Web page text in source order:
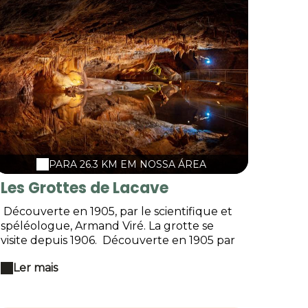
PARA 26.3 KM EM NOSSA ÁREA
Les Grottes de Lacave
Découverte en 1905, par le scientifique et
spéléologue, Armand Viré. La grotte se
visite depuis 1906. Découverte en 1905 par
VIRÉ. La grotte se visite depuis 1906. Dès
Ler mais